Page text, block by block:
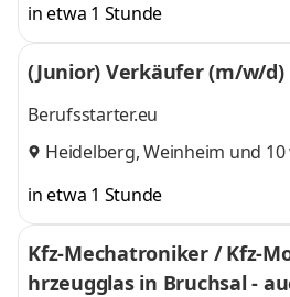
in etwa 1 Stunde
(Junior) Verkäufer (m/w/
Berufsstarter.eu
Heidelberg,Weinheim und
in etwa 1 Stunde
Kfz-Mechatroniker / Kfz-
hrzeugglas in Bruchsal -